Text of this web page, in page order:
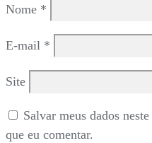
Nome *
E-mail *
Site
Salvar meus dados
que eu comentar.